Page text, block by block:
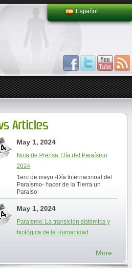
Español
Articles
May 1, 2024
Nota de Prensa: Día del Paraísmo
2024
1ero de mayo -Día Internacinoal del
Paraísmo- hacer de la Tierra un
Paraíso
May 1, 2024
Paraísmo: La transición sistémica y
biológica de la Humanidad
More...